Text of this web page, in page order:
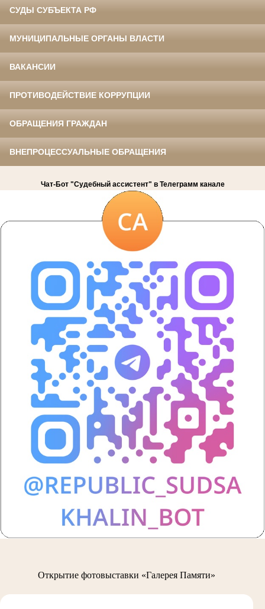
СУДЫ СУБЪЕКТА РФ
МУНИЦИПАЛЬНЫЕ ОРГАНЫ ВЛАСТИ
ВАКАНСИИ
ПРОТИВОДЕЙСТВИЕ КОРРУПЦИИ
ОБРАЩЕНИЯ ГРАЖДАН
ВНЕПРОЦЕССУАЛЬНЫЕ ОБРАЩЕНИЯ
Чат-Бот "Судебный ассистент" в Телеграмм канале
Открытие фотовыставки «Галерея Памяти»